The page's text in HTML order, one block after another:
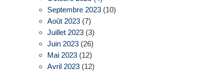
Septembre 2023 (10)
Août 2023 (7)
Juillet 2023 (3)
Juin 2023 (26)
Mai 2023 (12)
Avril 2023 (12)